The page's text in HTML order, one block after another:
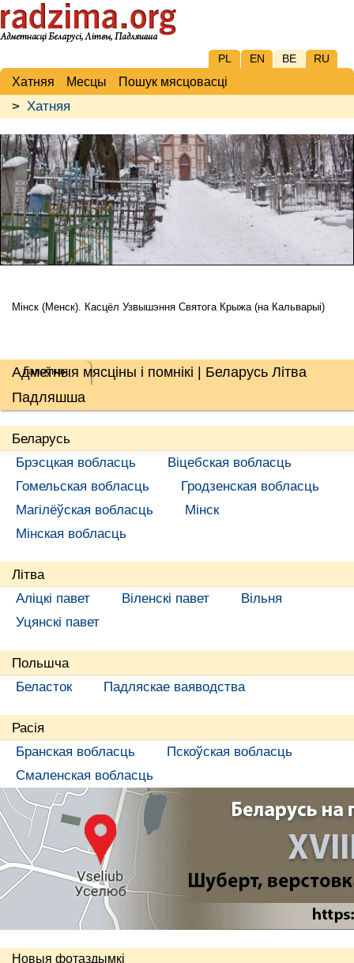
PL EN BE RU
Хатняя Месцы Пошук мясцовасці
> Хатняя
Мінск (Менск). Касцёл Узвышэння Святога Крыжа (на Кальварыі)
Адметныя мясціны і помнікі | Беларусь Літва
Падляшша
Галоўная
Беларусь
Брэсцкая вобласць
Віцебская вобласць
Гомельская вобласць
Гродзенская вобласць
Магілёўская вобласць
Мінск
Мінская вобласць
Літва
Аліцкі павет
Віленскі павет
Вільня
Уцянскі павет
Польшча
Беласток
Падляскае ваяводства
Расія
Бранская вобласць
Пскоўская вобласць
Смаленская вобласць
Новыя фотаздымкі